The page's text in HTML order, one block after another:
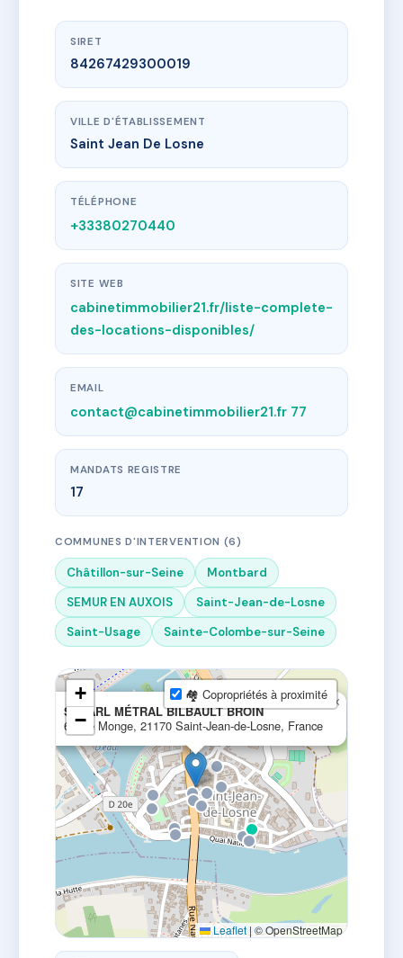
SIRET
84267429300019
VILLE D'ÉTABLISSEMENT
Saint Jean De Losne
TÉLÉPHONE
+33380270440
SITE WEB
cabinetimmobilier21.fr/liste-complete-
des-locations-disponibles/
EMAIL
contact@cabinetimmobilier21.fr 77
MANDATS REGISTRE
17
COMMUNES D'INTERVENTION (6)
Châtillon-sur-Seine
Montbard
SEMUR EN AUXOIS
Saint-Jean-de-Losne
Saint-Usage
Sainte-Colombe-sur-Seine
SELARL MÉTRAL BILBAULT BROIN
6 Rue Monge, 21170 Saint-Jean-de-Losne, France
×
+
−
🏘 Copropriétés à proximité
Leaflet | © OpenStreetMap